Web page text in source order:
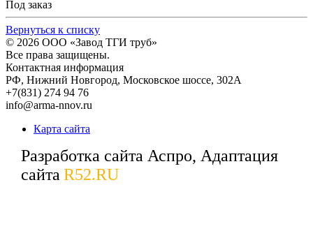
Под заказ
Вернуться к списку
© 2026 ООО «Завод ТГИ труб»
Все права защищены.
Контактная информация
РФ, Нижний Новгород, Московское шоссе, 302А
+7(831) 274 94 76
info@arma-nnov.ru
Карта сайта
Разработка сайта Аспро, Адаптация
сайта R52.RU